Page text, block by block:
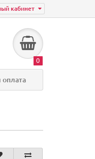
кабинет
0
оплата